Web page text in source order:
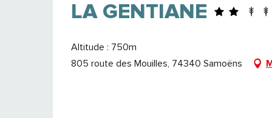
LA GENTIANE
Altitude : 750m
805 route des Mouilles, 74340 Samoëns